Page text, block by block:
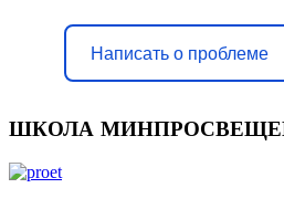
Написать о проблеме
ШКОЛА